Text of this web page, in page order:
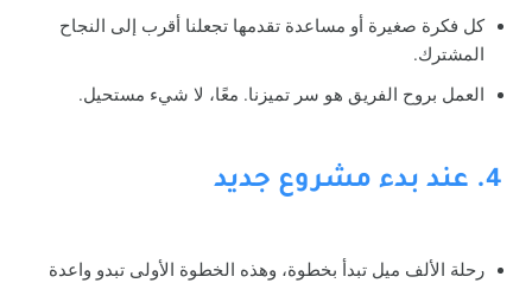
كل فكرة صغيرة أو مساعدة تقدمها تجعلنا أقرب إلى النجاح
المشترك.
العمل بروح الفريق هو سر تميزنا. معًا، لا شيء مستحيل.
4. عند بدء مشروع جديد
رحلة الألف ميل تبدأ بخطوة، وهذه الخطوة الأولى تبدو واعدة